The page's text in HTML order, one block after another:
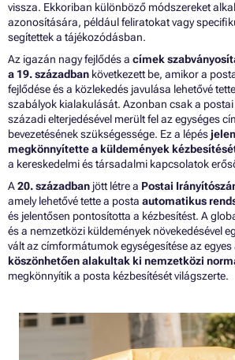
vissza. Ekkoriban különböző módszereket
azonosítására, például feliratokat vagy
segítettek a tájékozódásban.
Az igazán nagy fejlődés a címek
a 19. században következett be, amikor a
fejlődése és a közlekedés javulása lehetővé
szabályok kialakulását. Azonban csak a
századi elterjedésével merült fel az egységes
bevezetésének szükségessége. Ez a lépés
megkönnyítette a küldemények
a kereskedelmi és társadalmi kapcsolatok
A20. században jött létre a Postai
amely lehetővé tette a posta automatikus
és jelentősen pontosította a kézbesítést. A
és a nemzetközi küldemények növekedésével
vált az címformátumok egységesítése az
köszönhetően alakultak ki nemzetközi
megkönnyítik a posta kézbesítését világszerte.